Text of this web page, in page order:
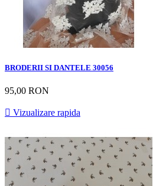
BRODERII SI DANTELE 30056
95,00 RON
 Vizualizare rapida